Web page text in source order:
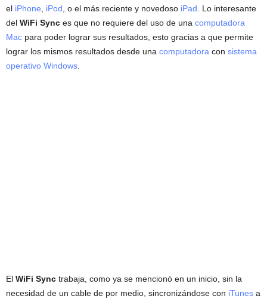
el iPhone iPod , o el más reciente y novedoso iPad . Lo interesante
del WiFi Sync es que no requiere del uso de una computadora
Mac para poder lograr sus resultados, esto gracias a que permite
lograr los mismos resultados desde una computadora con sistema
operativo Windows
El WiFi Sync trabaja, como ya se mencionó en un inicio, sin la
necesidad de un cable de por medio, sincronizándose con iTunes a